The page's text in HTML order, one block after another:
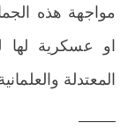
مواجهة هذه
او عسكرية لها
المعتدلة